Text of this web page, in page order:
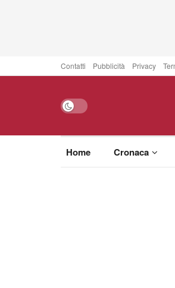
Contatti Pubblicità Privacy
Home Cronaca